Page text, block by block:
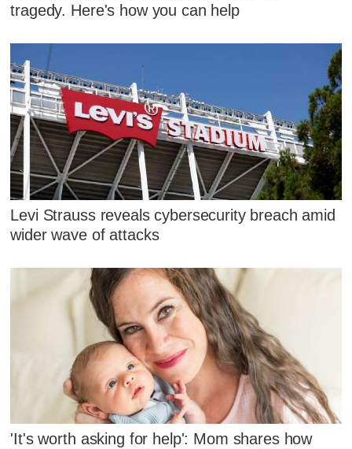
tragedy. Here's how you can help
Levi Strauss reveals cybersecurity breach amid
wider wave of attacks
'It's worth asking for help': Mom shares how